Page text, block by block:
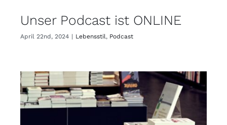
Unser Podcast ist ONLINE
April 22nd, 2024 | Lebensstil, Podcast